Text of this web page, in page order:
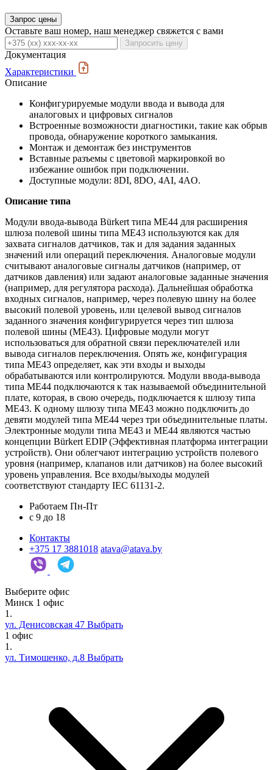
Запрос цены
Оставьте ваш номер, наш менеджер свяжется с вами
Запросить цену
Документация
Характеристики
Описание
Конфигурируемые модули ввода и вывода для
аналоговых и цифровых сигналов
Встроенные возможности диагностики, такие как обрыв
провода, обнаружение короткого замыкания.
Монтаж и демонтаж без инструментов
Вставные разъемы с цветовой маркировкой во
избежание ошибок при подключении.
Доступные модули: 8DI, 8DO, 4AI, 4AO.
Описание типа
Модули ввода-вывода Bürkert типа ME44 для расширения
шлюза полевой шины типа ME43 используются как для
захвата сигналов датчиков, так и для задания заданных
значений или операций переключения. Аналоговые модули
считывают аналоговые сигналы датчиков (например, от
датчиков давления) или задают аналоговые заданные значения
(например, для регулятора расхода). Дальнейшая обработка
входных сигналов, например, через полевую шину на более
высокий полевой уровень, или целевой вывод сигналов
заданного значения конфигурируется через тип шлюза
полевой шины (ME43). Цифровые модули могут
использоваться для обратной связи переключателей или
вывода сигналов переключения. Опять же, конфигурация
типа ME43 определяет, как эти входы и выходы
обрабатываются или контролируются. Модули ввода-вывода
типа ME44 подключаются к так называемой объединительной
плате, которая, в свою очередь, подключается к шлюзу типа
ME43. К одному шлюзу типа ME43 можно подключить до
девяти модулей типа ME44 через три объединительные платы.
Электронные модули типа ME43 и ME44 являются частью
концепции Bürkert EDIP (Эффективная платформа интеграции
устройств). Они облегчают интеграцию устройств полевого
уровня (например, клапанов или датчиков) на более высокий
уровень управления. Все входы/выходы модулей
соответствуют стандарту IEC 61131-2.
Работаем Пн-Пт
c 9 до 18
Контакты
+375 17 3881018 atava@atava.by
Выберите офис
Минск 1 офис
1.
ул. Денисовская 47 Выбрать
1 офис
1.
ул. Тимошенко, д.8 Выбрать